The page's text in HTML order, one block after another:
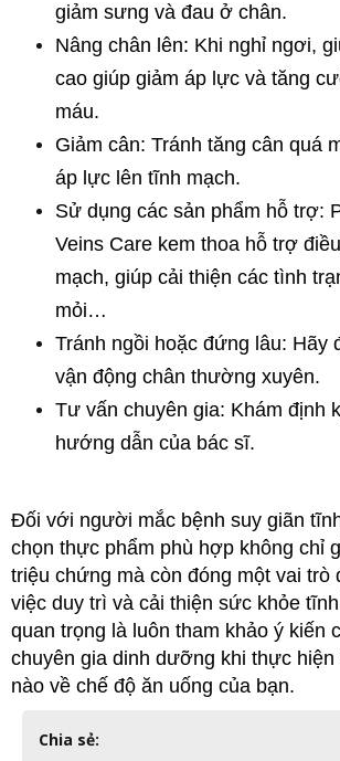
giảm sưng và đau ở chân.
Nâng chân lên: Khi nghỉ ngơi,
cao giúp giảm áp lực và tăng
máu.
Giảm cân: Tránh tăng cân quá
áp lực lên tĩnh mạch.
Sử dụng các sản phẩm hỗ trợ:
Veins Care kem thoa hỗ trợ
mạch, giúp cải thiện các tình
mỏi…
Tránh ngồi hoặc đứng lâu: Hãy
vận động chân thường xuyên.
Tư vấn chuyên gia: Khám định
hướng dẫn của bác sĩ.
Đối với người mắc bệnh suy giãn
chọn thực phẩm phù hợp không chỉ
triệu chứng mà còn đóng một vai trò
việc duy trì và cải thiện sức khỏe
quan trọng là luôn tham khảo ý kiến
chuyên gia dinh dưỡng khi thực hiện
nào về chế độ ăn uống của bạn.
Chia sẻ: